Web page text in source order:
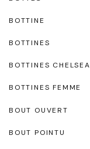
BOTTINE
BOTTINES
BOTTINES CHELSEA
BOTTINES FEMME
BOUT OUVERT
BOUT POINTU